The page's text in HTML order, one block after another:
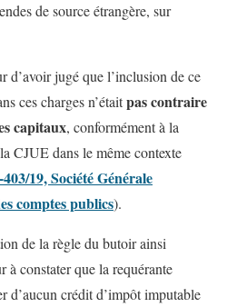
de source étrangère, sur
d’avoir jugé que l’inclusion de ce
ces charges n’étaitpas contraire
capitaux, conformément à la
CJUE dans le même contexte
19, Société Générale
comptes publics).
de la règle du butoir ainsi
à constater que la requérante
d’aucun crédit d’impôt imputable